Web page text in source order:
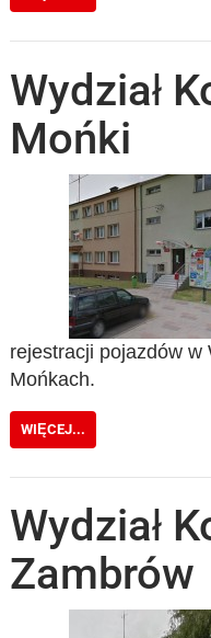
Wydział
Mońki
rejestracji pojazdów w
Mońkach.
WIĘCEJ...
Wydział
Zambrów